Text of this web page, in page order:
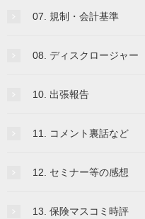
07. 規制・会計基準
08. ディスクロージャー
10. 出張報告
11. コメント裏話など
12. セミナー等の感想
13. 保険マスコミ時評